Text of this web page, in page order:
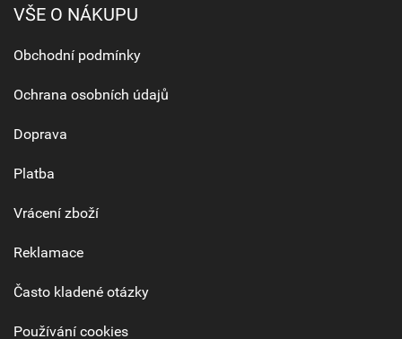
VŠE O NÁKUPU
Obchodní podmínky
Ochrana osobních údajů
Doprava
Platba
Vrácení zboží
Reklamace
Často kladené otázky
Používání cookies